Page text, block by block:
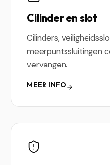
Cilinder en slot
Cilinders,
meerpuntssluitingen
vervangen.
MEER INFO